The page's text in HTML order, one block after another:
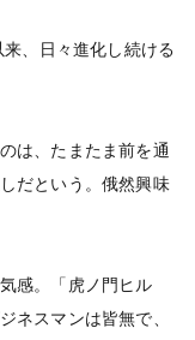
、日々進化し続ける
は、たまたま前を通
だという。俄然興味
感。「虎ノ門ヒル
ネスマンは皆無で、